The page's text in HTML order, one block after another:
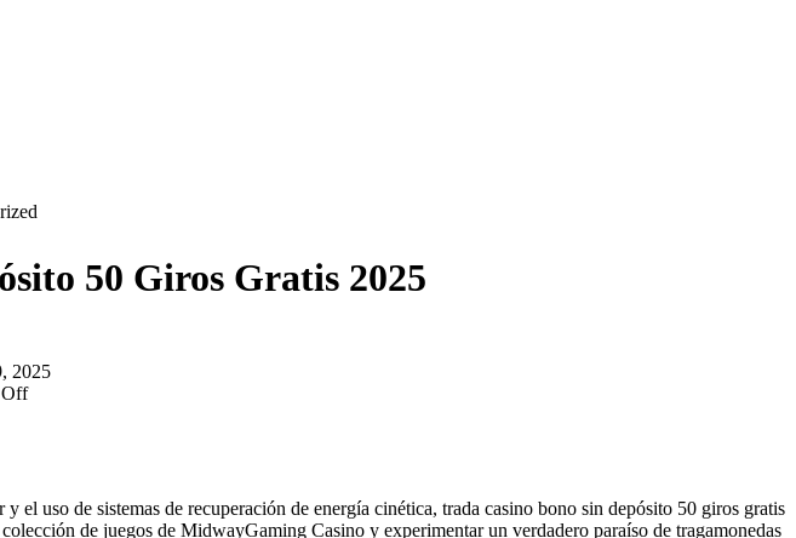
50 Giros Gratis 2025
2025
Off
el uso de sistemas de recuperación de energía cinética, trada casino bono sin depósito 50 giros gratis
de juegos de MidwayGaming Casino y experimentar un verdadero paraíso de tragamonedas